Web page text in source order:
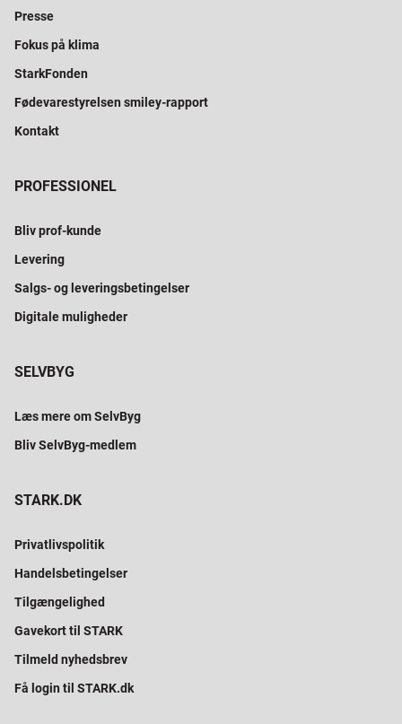
Presse
Fokus på klima
StarkFonden
Fødevarestyrelsen smiley-rapport
Kontakt
PROFESSIONEL
Bliv prof-kunde
Levering
Salgs- og leveringsbetingelser
Digitale muligheder
SELVBYG
Læs mere om SelvByg
Bliv SelvByg-medlem
STARK.DK
Privatlivspolitik
Handelsbetingelser
Tilgængelighed
Gavekort til STARK
Tilmeld nyhedsbrev
Få login til STARK.dk